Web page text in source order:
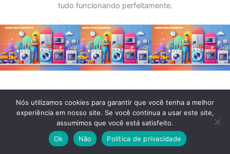
tudo funcionando perfeitamente.
Nós utilizamos cookies para garantir que você tenha a melhor
experiência em nosso site. Se você continua a usar este site,
assumimos que você está satisfeito.
Ok
Não Política de privacidade